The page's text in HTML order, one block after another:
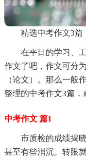
精选中考作文3篇
在平日的学习、
作文了吧，作文可分
（论文）。那么一般
整理的中考作文3篇，
中考作文 篇1
市质检的成绩揭
甚至有些消沉。转眼